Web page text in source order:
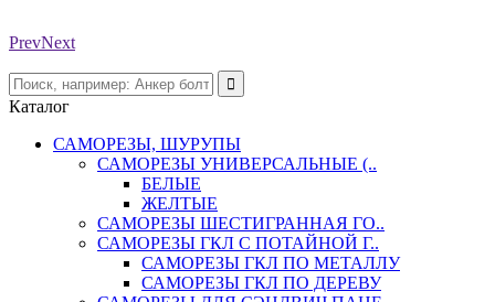
PrevNext
Каталог
САМОРЕЗЫ, ШУРУПЫ
САМОРЕЗЫ УНИВЕРСАЛЬНЫЕ (..
БЕЛЫЕ
ЖЕЛТЫЕ
САМОРЕЗЫ ШЕСТИГРАННАЯ ГО..
САМОРЕЗЫ ГКЛ С ПОТАЙНОЙ Г..
САМОРЕЗЫ ГКЛ ПО МЕТАЛЛУ
САМОРЕЗЫ ГКЛ ПО ДЕРЕВУ